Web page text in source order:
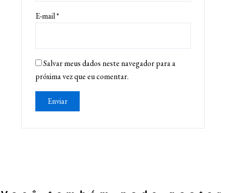
E-mail*
Salvar meus dados neste navegador para a
próxima vez que eu comentar.